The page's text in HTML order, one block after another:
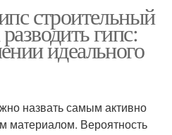
строительный
гипс:
идеального
назвать самым активно
материалом. Вероятность